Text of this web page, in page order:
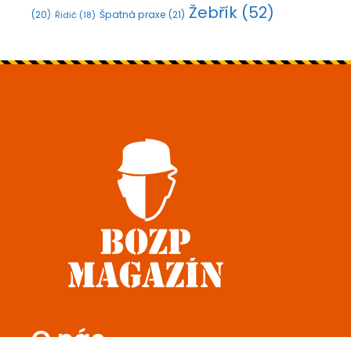
(20) Řidič (18) Špatná praxe (21) Žebřík (52)